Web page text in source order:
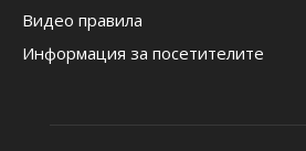
Видео правила
Информация за посетителите